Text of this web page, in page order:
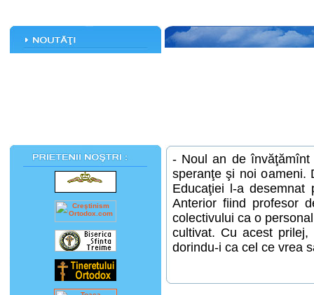
- Noul an de învăţămînt
speranţe şi noi oameni.
Educaţiei l-a
Anterior fiind profesor
colectivului ca o
cultivat. Cu acest
dorindu-i ca cel ce vrea